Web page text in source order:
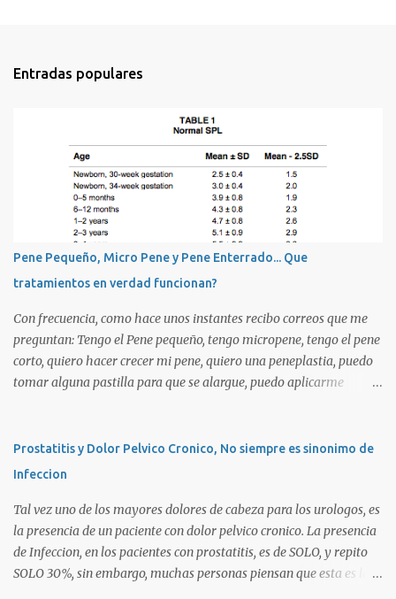
e
s
Entradas populares
Pene Pequeño, Micro Pene y Pene Enterrado... Que
tratamientos en verdad funcionan?
Con frecuencia, como hace unos instantes recibo correos que me
preguntan: Tengo el Pene pequeño, tengo micropene, tengo el pene
corto, quiero hacer crecer mi pene, quiero una peneplastia, puedo
tomar alguna pastilla para que se alargue, puedo aplicarme
importante primero definir estos terminos, para poder definir el
CORRECTO DIAGNOSTICO y con ello el CORRECTO tratamiento
diversas, desde problemas geneticos, hormonales (pubertad
precoz), obesidad, uso de pesticidas en el embarazo de la madre, o
simplemente vanidad o MICROPENE REAL: Usualmente asociado
a un pene MUY PEQUEÑO , y esta definido como aquel pene que se
Prostatitis y Dolor Pelvico Cronico, No siempre es sinonimo de
Infeccion
Tal vez uno de los mayores dolores de cabeza para los urologos, es
la presencia de un paciente con dolor pelvico cronico. La presencia
de Infeccion, en los pacientes con prostatitis, es de SOLO, y repito
SOLO 30%, sin embargo, muchas personas piensan que esta es la